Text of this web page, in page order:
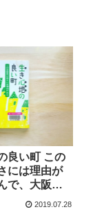
良い町 この
には理由が
で、大阪の
域性の関係
2019.07.28